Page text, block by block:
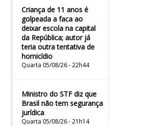
Criança de 11 anos é
golpeada a faca ao
deixar escola na capital
da República; autor já
teria outra tentativa de
homicídio
Quarta 05/08/26 - 22h44
Ministro do STF diz que
Brasil não tem segurança
jurídica
Quarta 05/08/26 - 21h14